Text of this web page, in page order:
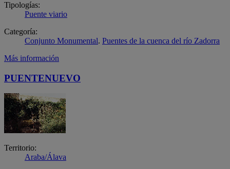
Tipologías:
Puente viario
Categoría:
Conjunto Monumental. Puentes de la cuenca del río Zadorra
Más información
PUENTENUEVO
Territorio:
Araba/Álava